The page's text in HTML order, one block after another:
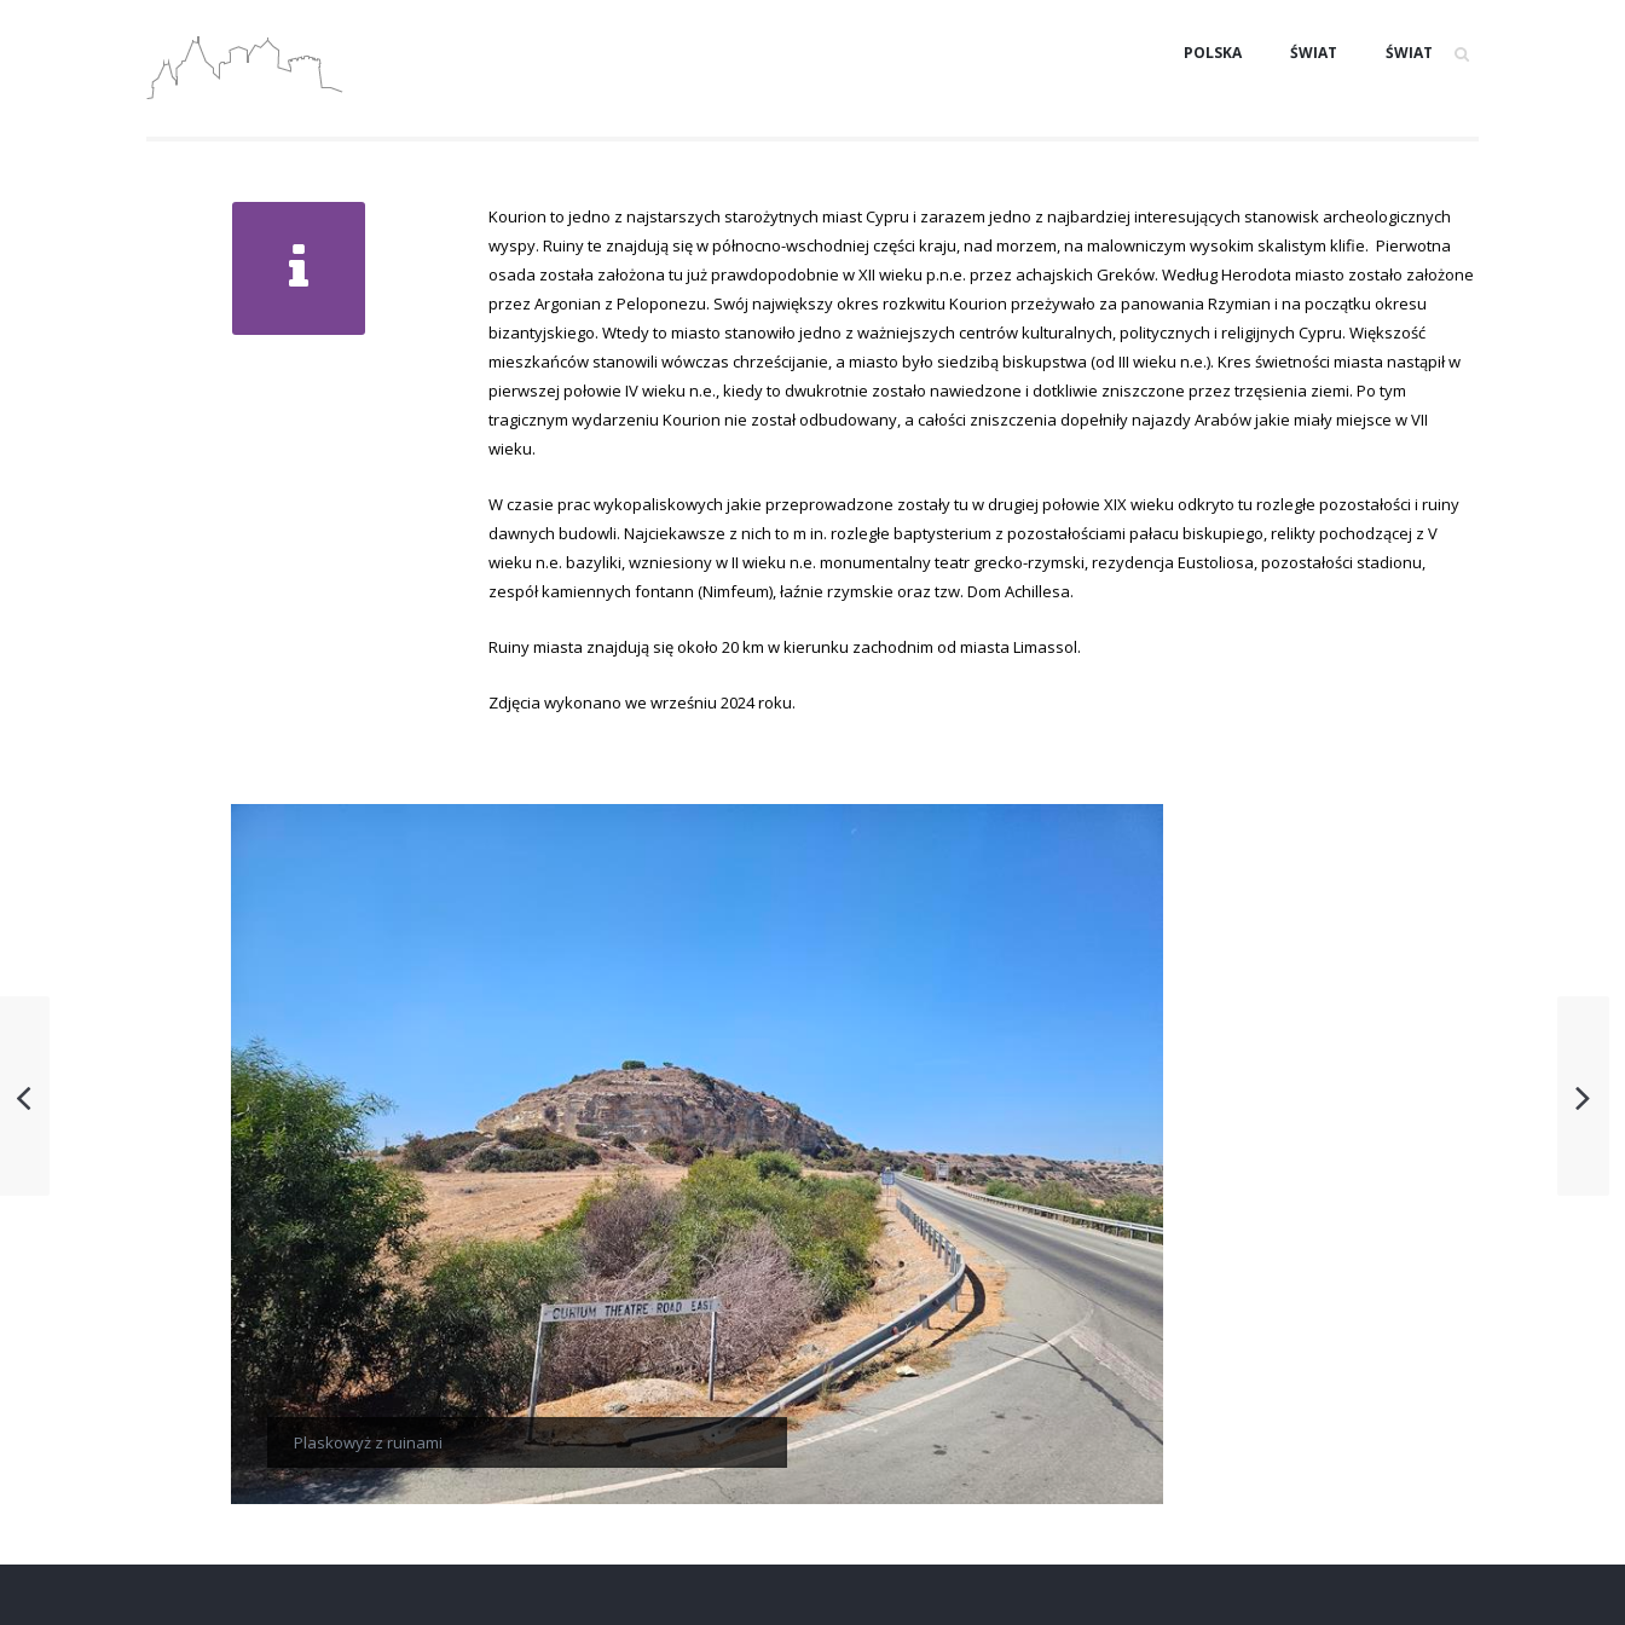
POLSKA ŚWIAT ŚWIAT
Kourion to jedno z najstarszych starożytnych miast Cypru i zarazem jedno z najbardziej interesujących stanowisk archeologicznych
wyspy. Ruiny te znajdują się w północno-wschodniej części kraju, nad morzem, na malowniczym wysokim skalistym klifie. Pierwotna
osada została założona tu już prawdopodobnie w XII wieku p.n.e. przez achajskich Greków. Według Herodota miasto zostało założone
przez Argonian z Peloponezu. Swój największy okres rozkwitu Kourion przeżywało za panowania Rzymian i na początku okresu
bizantyjskiego. Wtedy to miasto stanowiło jedno z ważniejszych centrów kulturalnych, politycznych i religijnych Cypru. Większość
mieszkańców stanowili wówczas chrześcijanie, a miasto było siedzibą biskupstwa (od III wieku n.e.). Kres świetności miasta nastąpił w
pierwszej połowie IV wieku n.e., kiedy to dwukrotnie zostało nawiedzone i dotkliwie zniszczone przez trzęsienia ziemi. Po tym
tragicznym wydarzeniu Kourion nie został odbudowany, a całości zniszczenia dopełniły najazdy Arabów jakie miały miejsce w VII
wieku.
W czasie prac wykopaliskowych jakie przeprowadzone zostały tu w drugiej połowie XIX wieku odkryto tu rozległe pozostałości i ruiny
dawnych budowli. Najciekawsze z nich to m in. rozległe baptysterium z pozostałościami pałacu biskupiego, relikty pochodzącej z V
wieku n.e. bazyliki, wzniesiony w II wieku n.e. monumentalny teatr grecko-rzymski, rezydencja Eustoliosa, pozostałości stadionu,
zespół kamiennych fontann (Nimfeum), łaźnie rzymskie oraz tzw. Dom Achillesa.
Ruiny miasta znajdują się około 20 km w kierunku zachodnim od miasta Limassol.
Zdjęcia wykonano we wrześniu 2024 roku.
Plaskowyż z ruinami